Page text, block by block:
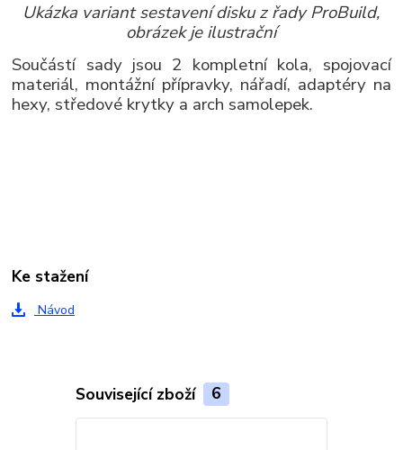
Ukázka variant sestavení disku z řady ProBuild,
obrázek je ilustrační
Součástí sady jsou 2 kompletní kola, spojovací
materiál, montážní přípravky, nářadí, adaptéry na
hexy, středové krytky a arch samolepek.
Ke stažení
Návod
Související zboží 6